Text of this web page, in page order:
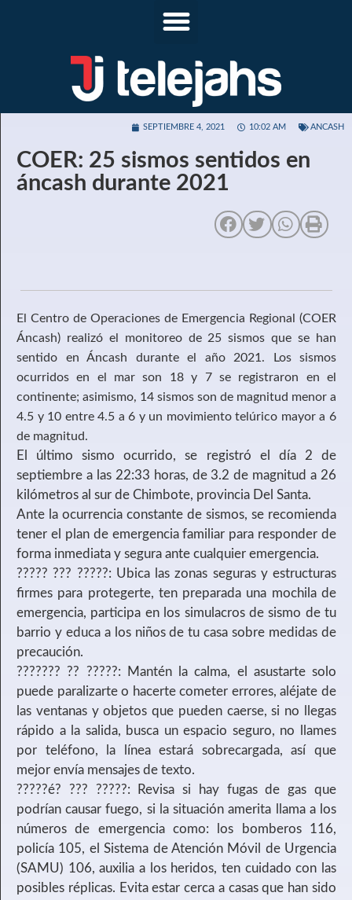
SEPTIEMBRE 4, 2021 10:02 AM ANCASH
COER: 25 sismos sentidos en
áncash durante 2021
El Centro de Operaciones de Emergencia Regional (COER
Áncash) realizó el monitoreo de 25 sismos que se han
sentido en Áncash durante el año 2021. Los sismos
ocurridos en el mar son 18 y 7 se registraron en el
continente; asimismo, 14 sismos son de magnitud menor a
4.5 y 10 entre 4.5 a 6 y un movimiento telúrico mayor a 6
de magnitud.
El último sismo ocurrido, se registró el día 2 de
septiembre a las 22:33 horas, de 3.2 de magnitud a 26
kilómetros al sur de Chimbote, provincia Del Santa.
Ante la ocurrencia constante de sismos, se recomienda
tener el plan de emergencia familiar para responder de
forma inmediata y segura ante cualquier emergencia.
????? ??? ?????: Ubica las zonas seguras y estructuras
firmes para protegerte, ten preparada una mochila de
emergencia, participa en los simulacros de sismo de tu
barrio y educa a los niños de tu casa sobre medidas de
precaución.
??????? ?? ?????: Mantén la calma, el asustarte solo
puede paralizarte o hacerte cometer errores, aléjate de
las ventanas y objetos que pueden caerse, si no llegas
rápido a la salida, busca un espacio seguro, no llames
por teléfono, la línea estará sobrecargada, así que
mejor envía mensajes de texto.
?????é? ??? ?????: Revisa si hay fugas de gas que
podrían causar fuego, si la situación amerita llama a los
números de emergencia como: los bomberos 116,
policía 105, el Sistema de Atención Móvil de Urgencia
(SAMU) 106, auxilia a los heridos, ten cuidado con las
posibles réplicas. Evita estar cerca a casas que han sido